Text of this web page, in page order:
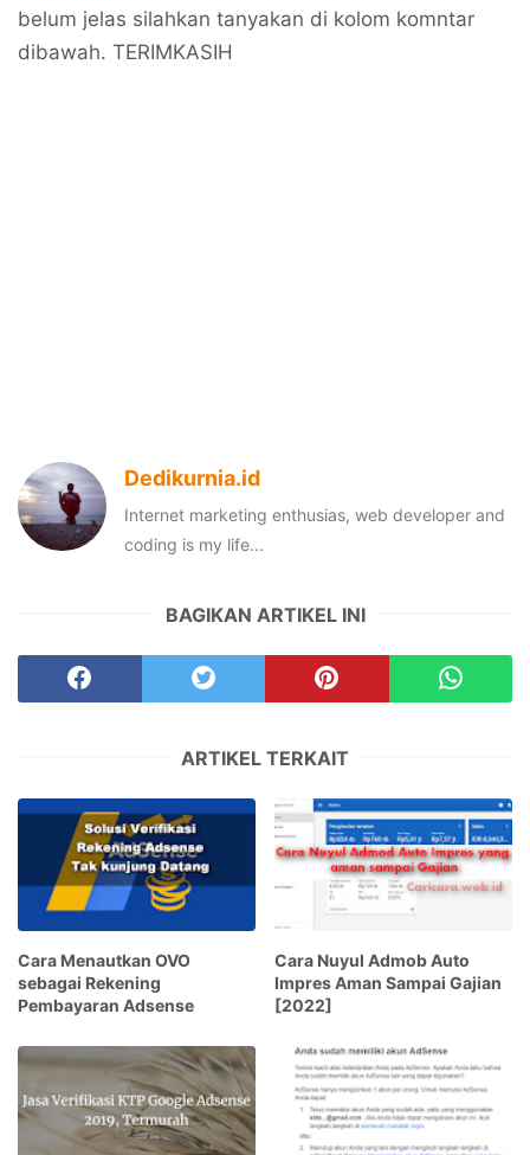
belum jelas silahkan tanyakan di kolom komntar
dibawah. TERIMKASIH
Dedikurnia.id
Internet marketing enthusias, web developer and
coding is my life...
BAGIKAN ARTIKEL INI
ARTIKEL TERKAIT
Cara Menautkan OVO
sebagai Rekening
Pembayaran Adsense
Cara Nuyul Admob Auto
Impres Aman Sampai Gajian
[2022]